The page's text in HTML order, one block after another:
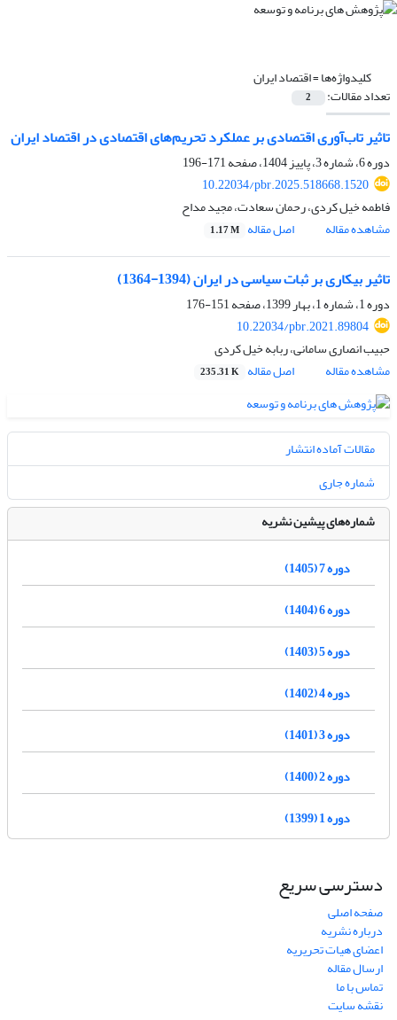
کلیدواژه‌ها =اقتصاد ایران
تعداد مقالات: 2
تاﺛیر تاب‌آوری اقتصادی بر عملکرد تحریم‌های اقتصادی در اقتصاد ایران
دوره 6، شماره 3، پاییز 1404، صفحه
171-196
10.22034/pbr.2025.518668.1520
فاطمه خیل کردی، رحمان سعادت، مجید مداح
مشاهده مقاله
اصل مقاله 1.17 M
تاثیر بیکاری بر ثبات سیاسی در ایران (1394-1364)
دوره 1، شماره 1، بهار 1399، صفحه
151-176
10.22034/pbr.2021.89804
حبیب انصاری سامانی، ربابه خیل کردی
مشاهده مقاله
اصل مقاله 235.31 K
مقالات آماده انتشار
شماره جاری
شماره‌های پیشین نشریه
دوره 7 (1405)
دوره 6 (1404)
دوره 5 (1403)
دوره 4 (1402)
دوره 3 (1401)
دوره 2 (1400)
دوره 1 (1399)
دسترسی سریع
صفحه اصلی
درباره نشریه
اعضای هیات تحریریه
ارسال مقاله
تماس با ما
نقشه سایت